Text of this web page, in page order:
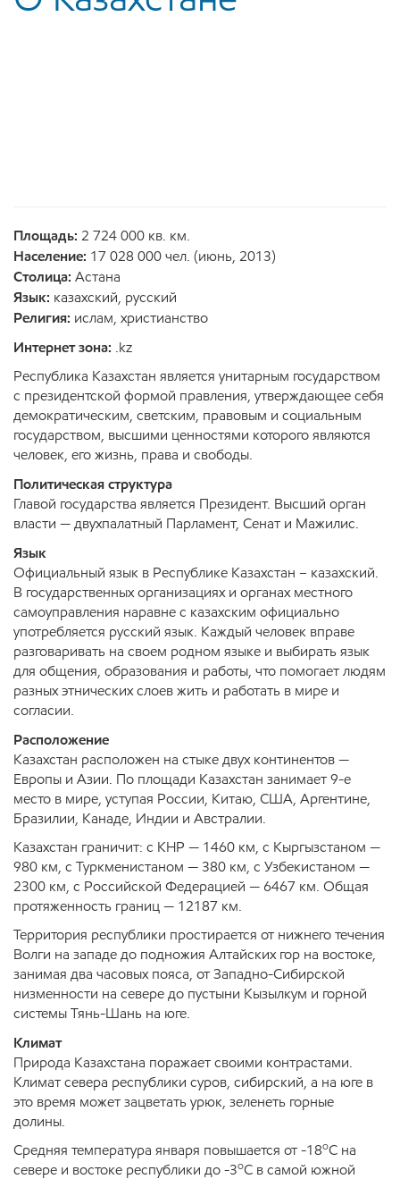
Площадь: 2 724 000 кв. км.
Население: 17 028 000 чел. (июнь, 2013)
Столица: Астана
Язык: казахский, русский
Религия: ислам, христианство
Интернет зона: .kz
Республика Казахстан является унитарным государством
с президентской формой правления, утверждающее себя
демократическим, светским, правовым и социальным
государством, высшими ценностями которого являются
человек, его жизнь, права и свободы.
Политическая структура
Главой государства является Президент. Высший орган
власти — двухпалатный Парламент, Сенат и Мажилис.
Язык
Официальный язык в Республике Казахстан – казахский.
В государственных организациях и органах местного
самоуправления наравне с казахским официально
употребляется русский язык. Каждый человек вправе
разговаривать на своем родном языке и выбирать язык
для общения, образования и работы, что помогает людям
разных этнических слоев жить и работать в мире и
согласии.
Расположение
Казахстан расположен на стыке двух континентов —
Европы и Азии. По площади Казахстан занимает 9-е
место в мире, уступая России, Китаю, США, Аргентине,
Бразилии, Канаде, Индии и Австралии.
Казахстан граничит: с КНР — 1460 км, с Кыргызстаном —
980 км, с Туркменистаном — 380 км, с Узбекистаном —
2300 км, с Российской Федерацией — 6467 км. Общая
протяженность границ — 12187 км.
Территория республики простирается от нижнего течения
Волги на западе до подножия Алтайских гор на востоке,
занимая два часовых пояса, от Западно-Сибирской
низменности на севере до пустыни Кызылкум и горной
системы Тянь-Шань на юге.
Климат
Природа Казахстана поражает своими контрастами.
Климат севера республики суров, сибирский, а на юге в
это время может зацветать урюк, зеленеть горные
долины.
Средняя температура января повышается от -18оС на
севере и востоке республики до -3оС в самой южной